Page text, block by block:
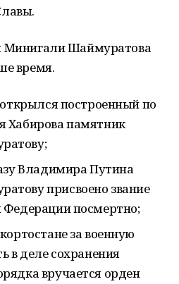
Минигали Шаймуратова
время.
построенный по
Хабирова памятник
Владимира Путина
присвоено звание
Федерации посмертно;
за военную
в деле сохранения
вручается орден